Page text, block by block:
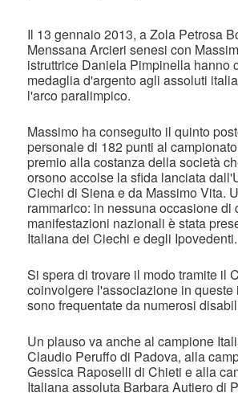
Il 13 gennaio 2013, a Zola Petrosa
Menssana Arcieri senesi con
istruttrice Daniela Pimpinella hanno
medaglia d'argento agli assoluti
l'arco paralimpico.
Massimo ha conseguito il quinto
personale di 182 punti al
premio alla costanza della società
orsono accolse la sfida lanciata
Ciechi di Siena e da Massimo Vita.
rammarico: in nessuna occasione di
manifestazioni nazionali è stata
Italiana dei Ciechi e degli Ipovedenti.
Si spera di trovare il modo tramite il
coinvolgere l'associazione in
sono frequentate da numerosi
Un plauso va anche al campione
Claudio Peruffo di Padova, alla
Gessica Raposelli di Chieti e alla
Italiana assoluta Barbara Autiero di